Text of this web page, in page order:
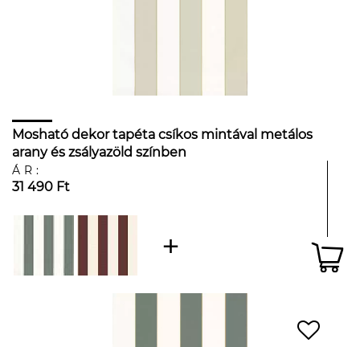
Mosható dekor tapéta csíkos mintával metálos
arany és zsályazöld színben
ÁR:
31 490 Ft